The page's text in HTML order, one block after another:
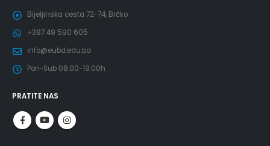
Bijeljinska cesta 72-74, Brčko
+387 49 590 605
info@eubd.edu.ba
Pon-Sub 08.00-19.00h
PRATITE NAS